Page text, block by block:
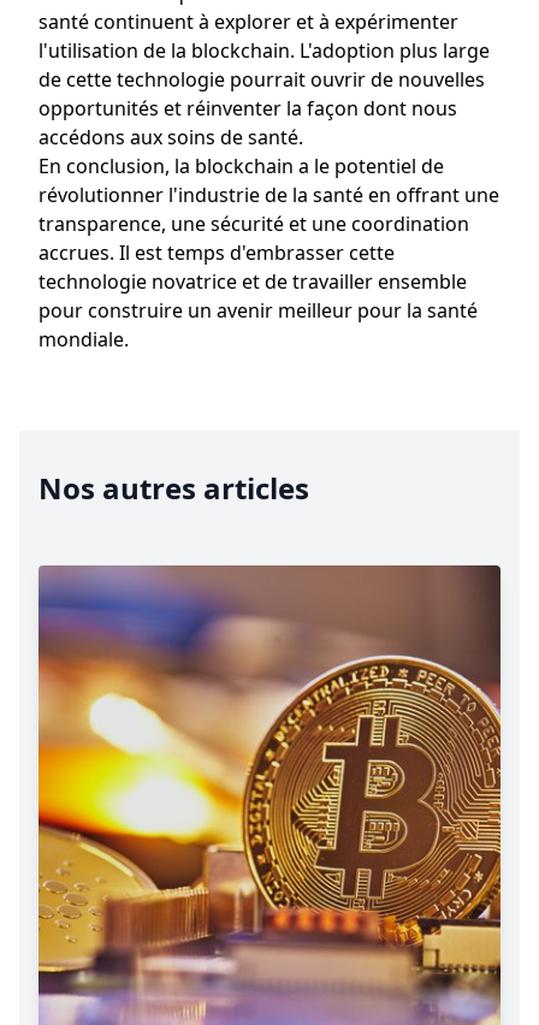
santé continuent à explorer et à expérimenter
l'utilisation de la blockchain. L'adoption plus large
de cette technologie pourrait ouvrir de nouvelles
opportunités et réinventer la façon dont nous
accédons aux soins de santé.
En conclusion, la blockchain a le potentiel de
révolutionner l'industrie de la santé en offrant une
transparence, une sécurité et une coordination
accrues. Il est temps d'embrasser cette
technologie novatrice et de travailler ensemble
pour construire un avenir meilleur pour la santé
mondiale.
Nos autres articles